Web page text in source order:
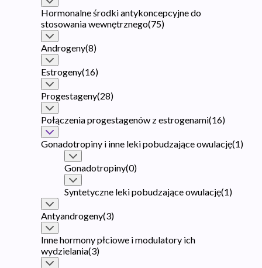
Hormonalne środki antykoncepcyjne do
stosowania wewnętrznego(75)
Androgeny(8)
Estrogeny(16)
Progestageny(28)
Połączenia progestagenów z estrogenami(16)
Gonadotropiny i inne leki pobudzające owulację(1)
Gonadotropiny(0)
Syntetyczne leki pobudzające owulację(1)
Antyandrogeny(3)
Inne hormony płciowe i modulatory ich
wydzielania(3)